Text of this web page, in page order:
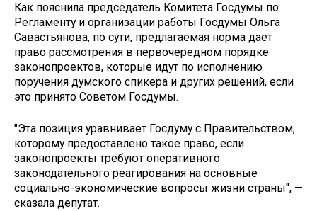
Как пояснила председатель Комитета Госдумы по
Регламенту и организации работы Госдумы Ольга
Савастьянова, по сути, предлагаемая норма даёт
право рассмотрения в первочередном порядке
законопроектов, которые идут по исполнению
поручения думского спикера и других решений, если
это принято Советом Госдумы.
"Эта позиция уравнивает Госдуму с Правительством,
которому предоставлено такое право, если
законопроекты требуют оперативного
законодательного реагирования на основные
социально-экономические вопросы жизни страны", —
сказала депутат.